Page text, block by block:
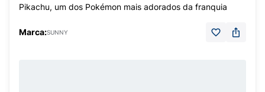
Pikachu, um dos Pokémon mais adorados da franquia
Marca:SUNNY